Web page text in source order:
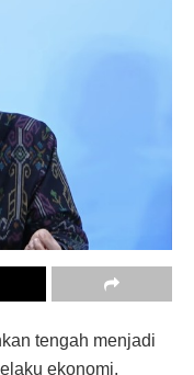
tengah menjadi
ekonomi.